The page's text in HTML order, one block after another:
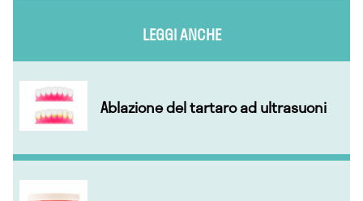
LEGGI ANCHE
Ablazione del tartaro ad ultrasuoni